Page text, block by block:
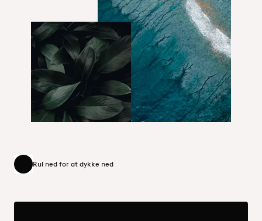
Sustainability_Portfolio_Hero.jpg
Sustainability portfolio.jpg
Rul ned for at dykke ned
Rul ned for at dykke ned